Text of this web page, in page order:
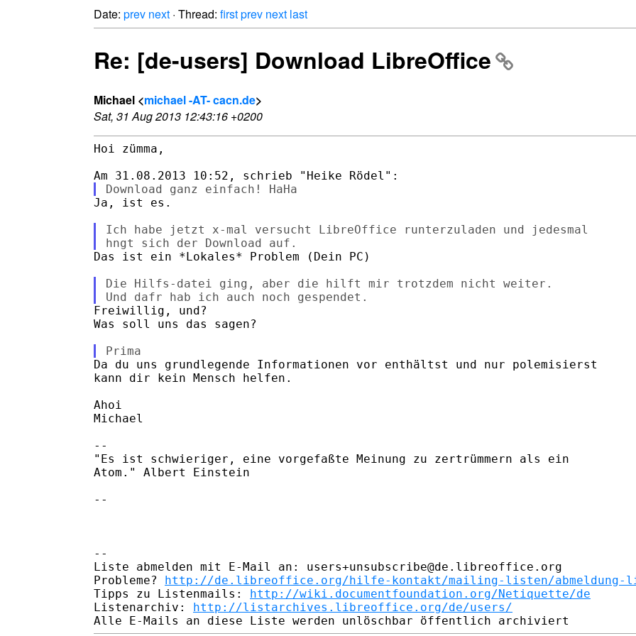
Date: prev next · Thread: firstprev next last
Re: [de-users] Download LibreOffice
Michael <michael -AT- cacn.de>
Sat, 31 Aug 2013 12:43:16 +0200
Hoi zümma,
Ja, ist es.
Ich habe jetzt x-mal versucht LibreOffice runterzuladen und jedesmal
Das ist ein *Lokales* Problem (Dein PC)
Die Hilfs-datei ging, aber die hilft mir trotzdem nicht weiter.
Freiwillig, und?
Was soll uns das sagen?
Da du uns grundlegende Informationen vor enthältst und nur polemisierst
kann dir kein Mensch helfen.
Ahoi
Michael
--
"Es ist schwieriger, eine vorgefaßte Meinung zu zertrümmern als ein
Atom." Albert Einstein
--
--
Liste abmelden mit E-Mail an: users+unsubscribe@de.libreoffice.org
Probleme? http://de.libreoffice.org/hilfe-kontakt/mailing-listen/abmeldung-
Tipps zu Listenmails: http://wiki.documentfoundation.org/Netiquette/de
Listenarchiv: http://listarchives.libreoffice.org/de/users/